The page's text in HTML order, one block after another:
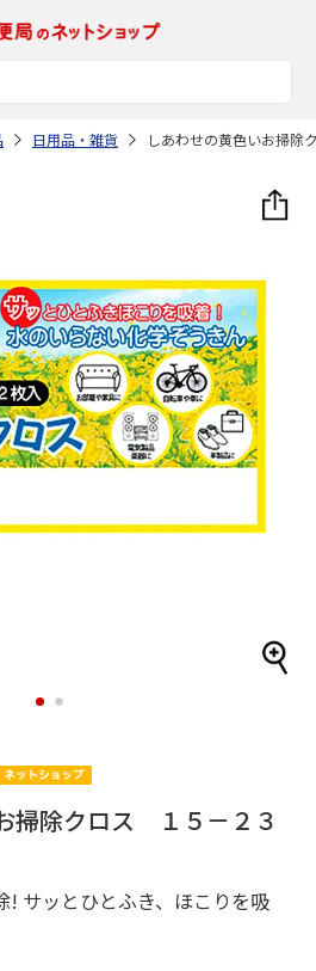
日用品・雑貨 しあわせの黄色いお掃
1 2
掃除クロス １５－２３
! サッとひとふき、ほこりを吸